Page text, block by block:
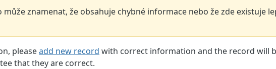
může znamenat, že obsahuje chybné informace nebo že zde existuje
pleaseadd new record with correct information and the record will
that they are correct.